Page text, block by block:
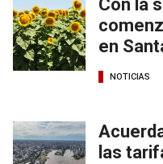
Con la
en
NOTICIAS
las